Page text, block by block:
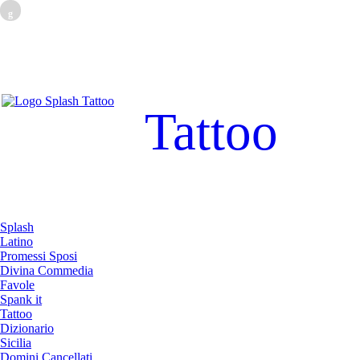
g
Tattoo
Splash
Latino
Promessi Sposi
Divina Commedia
Favole
Spank it
Tattoo
Dizionario
Sicilia
Domini Cancellati